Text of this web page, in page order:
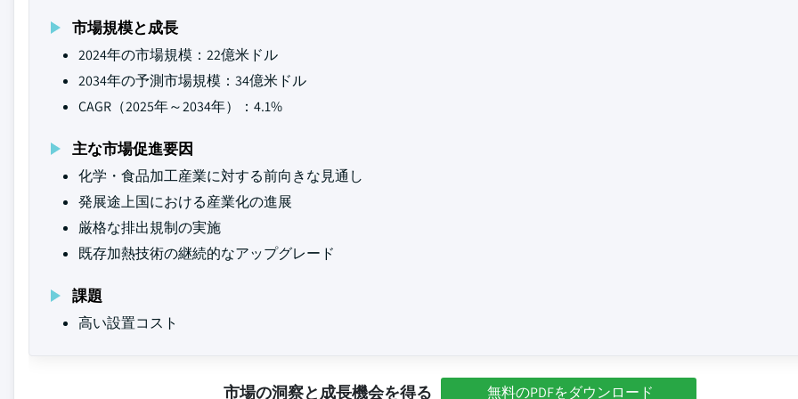
市場規模と成長
2024年の市場規模：22億米ドル
2034年の予測市場規模：34億米ドル
CAGR（2025年～2034年）：4.1%
主な市場促進要因
化学・食品加工産業に対する前向きな見通し
発展途上国における産業化の進展
厳格な排出規制の実施
既存加熱技術の継続的なアップグレード
課題
高い設置コスト
市場の洞察と成長機会を得る 無料のPDFをダウンロード